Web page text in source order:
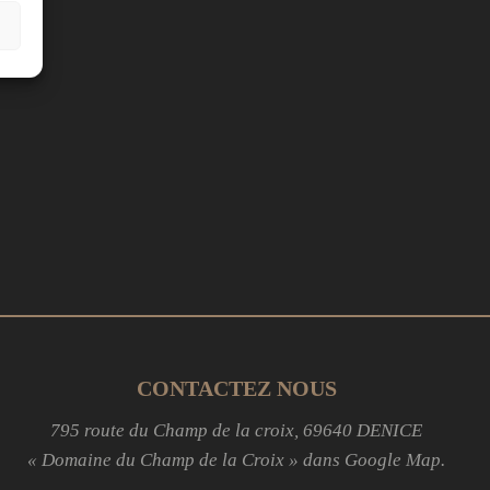
CONTACTEZ NOUS
795 route du Champ de la croix, 69640 DENICE
« Domaine du Champ de la Croix » dans Google Map.